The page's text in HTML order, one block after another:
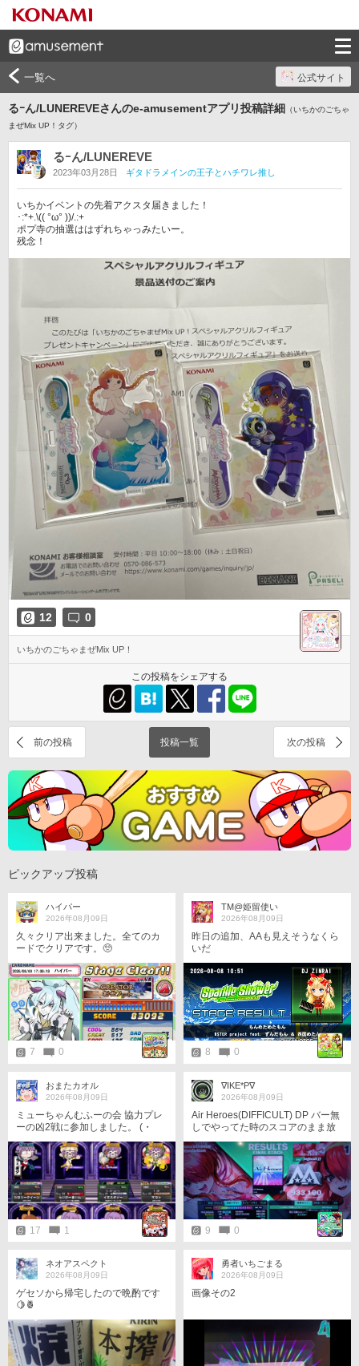
一覧へ 公式サイト
るｰん/LUNEREVEさんのe-amusementアプリ投稿詳細 （いちかのごちゃ
まぜMix UP！タグ）
るｰん/LUNEREVE
2023年03月28日 ギタドラメインの王子とハチワレ推し
いちかイベントの先着アクスタ届きました！
･:*+.\(( °ω° ))/.:+
ポプ寺の抽選ははずれちゃっみたいー。
残念！
12 0
いちかのごちゃまぜMix UP！
この投稿をシェアする
前の投稿 投稿一覧 次の投稿
ピックアップ投稿
ハイパー
2026年08月09日
久々クリア出来ました。全てのカ
ードでクリアです。🥺
7 0
TM@姫留使い
2026年08月09日
昨日の追加、AAも見えそうなくら
いだ
8 0
おまたカオル
2026年08月09日
ミューちゃんむふーの会 協力プレ
ーの凶2戦に参加しました。 (・
がとうございましたです。 (*´ω`*)
о✨
17 1
∇IKE*P∇
2026年08月09日
Air Heroes(DIFFICULT) DP バー無
しでやってた時のスコアのまま放
もう1回やったら結構伸びた。
9 0
ネオアスペクト
2026年08月09日
ゲセソから帰宅したので晩酌です
🍋🍍
勇者いちごまる
2026年08月09日
画像その2